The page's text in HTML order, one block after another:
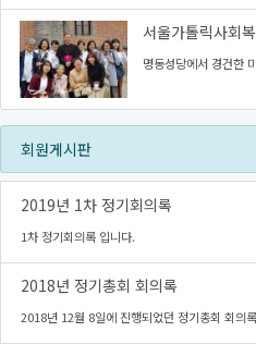
명동성당에서 경건한
회원게시판
2019년 1차 정기회의록
1차 정기회의록 입니다.
2018년 정기총회 회의록
2018년 12월 8일에 진행되었던 정기총회 회의